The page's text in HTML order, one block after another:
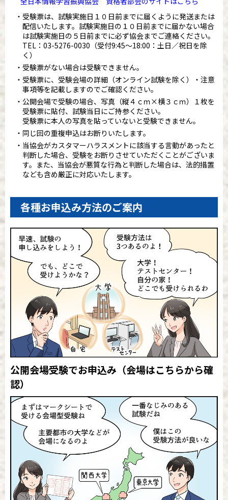
受験票は、試験実施日１０日前までに届くように発送または
配信いたします。試験実施日の１０日前までに届かない場合
は試験実施日の５日前までに必ず協会までご連絡ください。
TEL： 03-5276-0030 （受付9:45～18:00：土日／祝日を除
く）
受験票がない場合は受験できません。
受験票に、受験会場の詳細（オンライン試験を除く）・注意
事項等を記載しますのでご確認ください。
公開会場で受験の場合、写真（縦４ｃｍ×横３ｃｍ）１枚を
受験票に貼付、試験当日にご持参ください。
受験票に本人の写真を貼っていないと受験できません。
同じ回の重複申込はお断りいたします。
当協会がカスタマーハラスメントに該当する言動があったと
判断した場合、受験をお断りさせていただくことがございま
す。また、当協会が悪質な行為と判断した場合は、法的措置
なども含め厳正に対応いたします。
各種お申込み方法のご案内
公開会場受験でお申込み （会場はこちらから確
認）